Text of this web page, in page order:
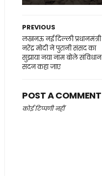
PREVIOUS
लखनऊ नई दिल्ली प्रधानमंत्री
नरेंद्र मोदी ने पुरानी संसद का
सुझाया नया नाम बोले संविधान
सदन कहा जाए
POST A COMMENT
कोई टिप्पणी नहीं